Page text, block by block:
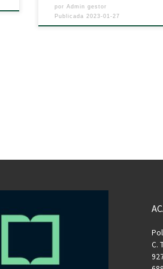
porAdmin gestor
Publicada2023-01-27
C.